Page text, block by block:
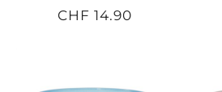
CHF 14.90